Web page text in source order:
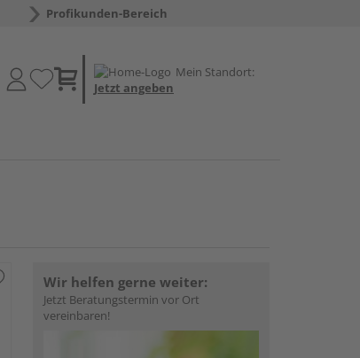
Profikunden-Bereich
Mein Standort:
Jetzt angeben
Wir helfen gerne weiter:
Jetzt Beratungstermin vor Ort
vereinbaren!